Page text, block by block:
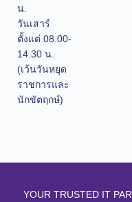
น.
วันเสาร์
ตั้งแต่ 08.00-
14.30 น.
(เว้นวันหยุด
ราชการและ
นักขัตฤกษ์)
YOUR TRUSTED IT